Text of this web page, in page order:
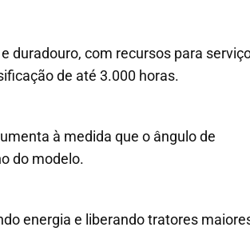
duradouro, com recursos para
de até 3.000 horas.
à medida que o ângulo de
do modelo.
energia e liberando tratores